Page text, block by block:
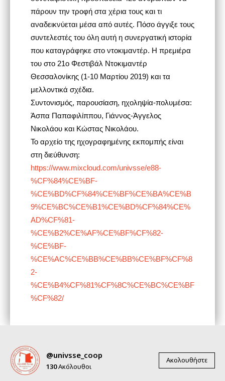
πάρουν την τροφή στα χέρια τους και τι
αναδεικνύεται μέσα από αυτές. Πόσο άγγιξε τους
συντελεστές του όλη αυτή η συνεργατική ιστορία
που καταγράφηκε στο ντοκιμαντέρ. Η πρεμιέρα
του στο 21ο Φεστιβάλ Ντοκιμαντέρ
Θεσσαλονίκης (1-10 Μαρτίου 2019) και τα
μελλοντικά σχέδια.
Συντονισμός, παρουσίαση, ηχοληψία-πολυμέσα:
Άσπα Παπαφιλίππου, Γιάννος-Άγγελος
Νικολάου και Κώστας Νικολάου.
Το αρχείο της ηχογραφημένης εκπομπής είναι
στη διεύθυνση:
https://www.mixcloud.com/univsse/e88-
%CF%84%CE%BF-
%CE%BD%CF%84%CE%BF%CE%BA%CE%B
9%CE%BC%CE%B1%CE%BD%CF%84%CE%
AD%CF%81-
%CE%B2%CE%AF%CE%BF%CF%82-
%CE%BF-
%CE%AC%CE%BB%CE%BB%CE%BF%CF%8
2-
%CE%B4%CF%81%CF%8C%CE%BC%CE%BF
%CF%82/
@univsse_coop
130Ακόλουθοι
Ακολουθήστε